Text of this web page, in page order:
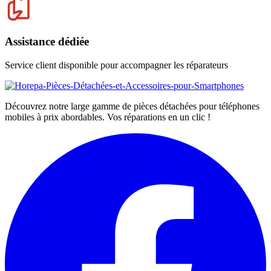
Assistance dédiée
Service client disponible pour accompagner les réparateurs
Découvrez notre large gamme de pièces détachées pour téléphones
mobiles à prix abordables. Vos réparations en un clic !